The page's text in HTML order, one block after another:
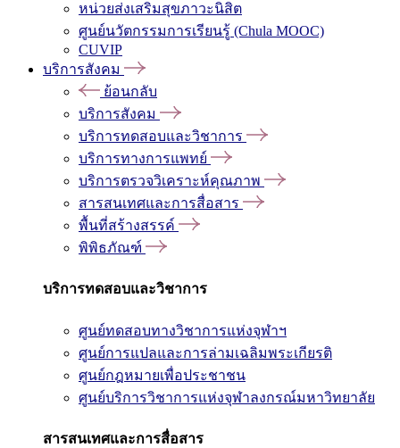
หน่วยส่งเสริมสุขภาวะนิสิต
ศูนย์นวัตกรรมการเรียนรู้ (Chula MOOC)
CUVIP
บริการสังคม
ย้อนกลับ
บริการสังคม
บริการทดสอบและวิชาการ
บริการทางการแพทย์
บริการตรวจวิเคราะห์คุณภาพ
สารสนเทศและการสื่อสาร
พื้นที่สร้างสรรค์
พิพิธภัณฑ์
บริการทดสอบและวิชาการ
ศูนย์ทดสอบทางวิชาการแห่งจุฬาฯ
ศูนย์การแปลและการล่ามเฉลิมพระเกียรติ
ศูนย์กฎหมายเพื่อประชาชน
ศูนย์บริการวิชาการแห่งจุฬาลงกรณ์มหาวิทยาลัย
สารสนเทศและการสื่อสาร